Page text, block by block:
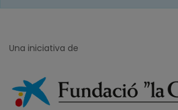
Una iniciativa de